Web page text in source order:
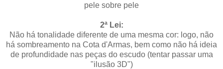
pele sobre pele
2ª Lei:
Não há tonalidade diferente de uma mesma cor: logo, não
há sombreamento na Cota d'Armas, bem como não há ideia
de profundidade nas peças do escudo (tentar passar uma
"ilusão 3D")